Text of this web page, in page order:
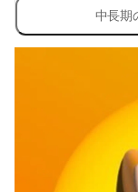
中長期